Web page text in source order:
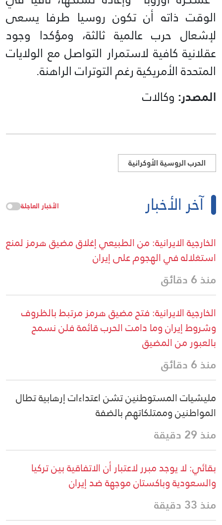
الوقت ذاته أن تكون روسيا طرفا يسعى
لإشعال حرب عالمية ثالثة، ومؤكدا وجود
عقلانية كافية لاستمرار التواصل مع الولايات
المتحدة الأمريكية رغم التوترات الراهنة.
المصدر: وكالات
الحرب الروسية الأوكرانية
آخر الأخبار الأخبار العاجلة
الخارجية الايرانية: من الطبيعي إغلاق مضيق هرمز لمنع
استغلاله في الهجوم على إيران
منذ 6 دقائق
الخارجية الايرانية: فتح مضيق هرمز مرتبط بالظروف
وشروط إيران وما دامت الحرب قائمة فلن نسمح
بالعبور من المضيق
منذ 6 دقائق
مليشيات المستوطنين تشن اعتداءات إرهابية تطال
المواطنين وممتلكاتهم بالضفة
منذ 29 دقيقة
بقائي: لا يوجد مبرر لاعتبار أن الاتفاقية بين تركيا
والسعودية وباكستان موجهة ضد إيران
منذ 33 دقيقة